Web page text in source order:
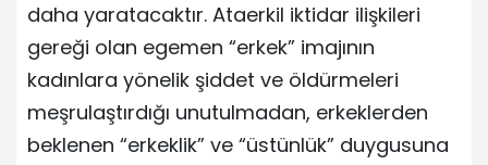
daha yaratacaktır. Ataerkil iktidar ilişkileri
gereği olan egemen “erkek” imajının
kadınlara yönelik şiddet ve öldürmeleri
meşrulaştırdığı unutulmadan, erkeklerden
beklenen “erkeklik” ve “üstünlük” duygusuna